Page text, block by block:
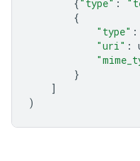
{"type" :
{
"type" :
"uri" :
}
]
)